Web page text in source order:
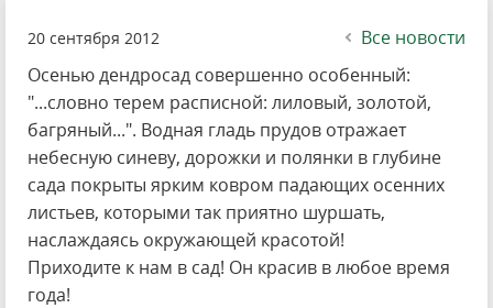
20 сентября 2012
Все новости
Осенью дендросад совершенно особенный:
"...словно терем расписной: лиловый, золотой,
багряный...". Водная гладь прудов отражает
небесную синеву, дорожки и полянки в глубине
сада покрыты ярким ковром падающих осенних
листьев, которыми так приятно шуршать,
наслаждаясь окружающей красотой!
Приходите к нам в сад! Он красив в любое время
года!